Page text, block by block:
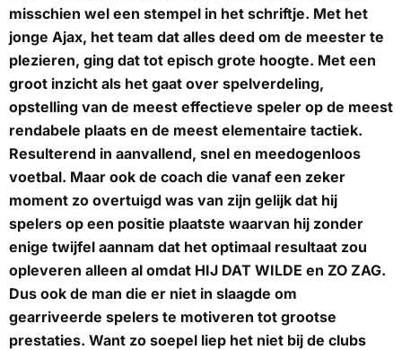
misschien wel een stempel in het schriftje. Met het
jonge Ajax, het team dat alles deed om de meester te
plezieren, ging dat tot episch grote hoogte. Met een
groot inzicht als het gaat over spelverdeling,
opstelling van de meest effectieve speler op de meest
rendabele plaats en de meest elementaire tactiek.
Resulterend in aanvallend, snel en meedogenloos
voetbal. Maar ook de coach die vanaf een zeker
moment zo overtuigd was van zijn gelijk dat hij
spelers op een positie plaatste waarvan hij zonder
enige twijfel aannam dat het optimaal resultaat zou
opleveren alleen al omdat HIJ DAT WILDE en ZO ZAG.
Dus ook de man die er niet in slaagde om
gearriveerde spelers te motiveren tot grootse
prestaties. Want zo soepel liep het niet bij de clubs